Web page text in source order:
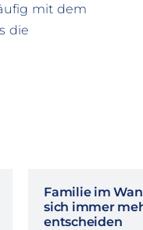
mit dem
die
Familie im
sich immer
entscheiden